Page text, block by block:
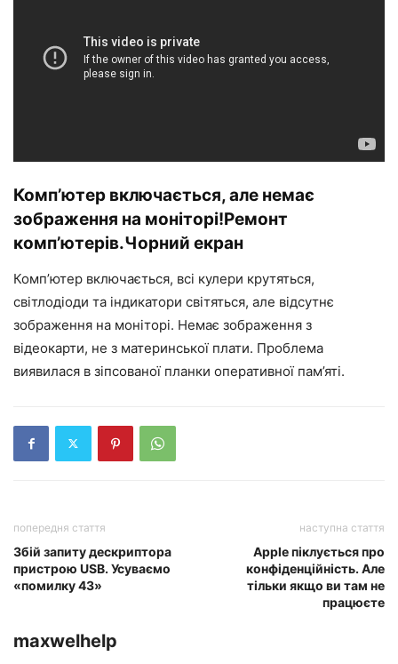
Комп’ютер включається, але немає
зображення на моніторі!Ремонт
комп’ютерів.Чорний екран
Комп’ютер включається, всі кулери крутяться,
світлодіоди та індикатори світяться, але відсутнє
зображення на моніторі. Немає зображення з
відеокарти, не з материнської плати. Проблема
виявилася в зіпсованої планки оперативної пам’яті.
попередня стаття
Збій запиту дескриптора
пристрою USB. Усуваємо
«помилку 43»
наступна стаття
Apple піклується про
конфіденційність. Але
тільки якщо ви там не
працюєте
maxwelhelp